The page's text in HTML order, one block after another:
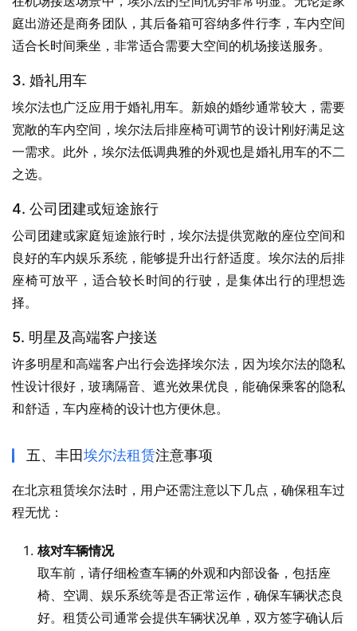
庭出游还是商务团队，其后备箱可容纳多件行李，车内空间
适合长时间乘坐，非常适合需要大空间的机场接送服务。
3. 婚礼用车
埃尔法也广泛应用于婚礼用车。新娘的婚纱通常较大，需要
宽敞的车内空间，埃尔法后排座椅可调节的设计刚好满足这
一需求。此外，埃尔法低调典雅的外观也是婚礼用车的不二
之选。
4. 公司团建或短途旅行
公司团建或家庭短途旅行时，埃尔法提供宽敞的座位空间和
良好的车内娱乐系统，能够提升出行舒适度。埃尔法的后排
座椅可放平，适合较长时间的行驶，是集体出行的理想选
择。
5. 明星及高端客户接送
许多明星和高端客户出行会选择埃尔法，因为埃尔法的隐私
性设计很好，玻璃隔音、遮光效果优良，能确保乘客的隐私
和舒适，车内座椅的设计也方便休息。
五、丰田埃尔法租赁注意事项
在北京租赁埃尔法时，用户还需注意以下几点，确保租车过
程无忧：
核对车辆情况
取车前，请仔细检查车辆的外观和内部设备，包括座
椅、空调、娱乐系统等是否正常运作，确保车辆状态良
好。租赁公司通常会提供车辆状况单，双方签字确认后